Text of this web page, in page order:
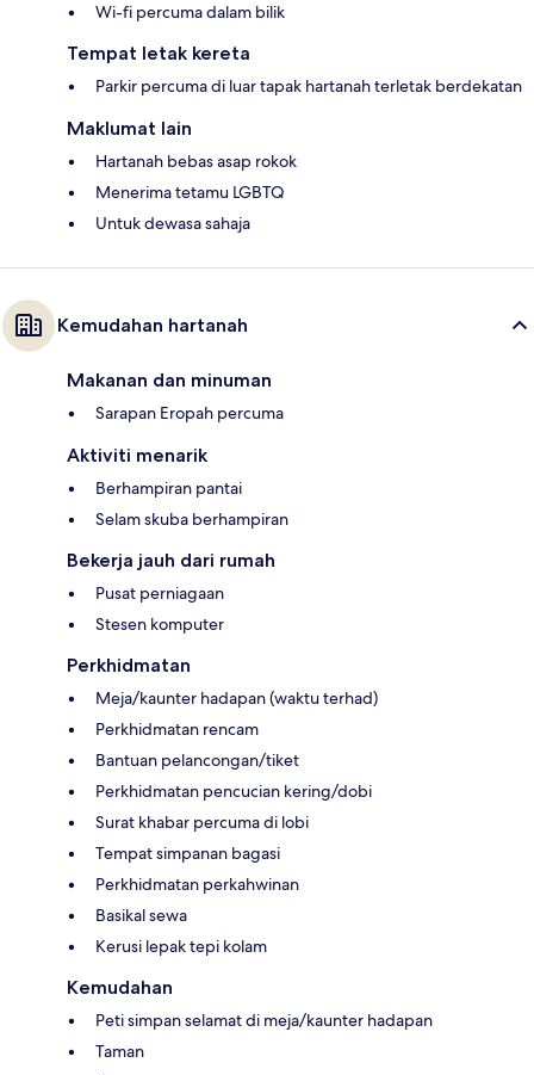
Wi-fi percuma dalam bilik
Tempat letak kereta
Parkir percuma di luar tapak hartanah terletak berdekatan
Maklumat lain
Hartanah bebas asap rokok
Menerima tetamu LGBTQ
Untuk dewasa sahaja
Kemudahan hartanah
Makanan dan minuman
Sarapan Eropah percuma
Aktiviti menarik
Berhampiran pantai
Selam skuba berhampiran
Bekerja jauh dari rumah
Pusat perniagaan
Stesen komputer
Perkhidmatan
Meja/kaunter hadapan (waktu terhad)
Perkhidmatan rencam
Bantuan pelancongan/tiket
Perkhidmatan pencucian kering/dobi
Surat khabar percuma di lobi
Tempat simpanan bagasi
Perkhidmatan perkahwinan
Basikal sewa
Kerusi lepak tepi kolam
Kemudahan
Peti simpan selamat di meja/kaunter hadapan
Taman